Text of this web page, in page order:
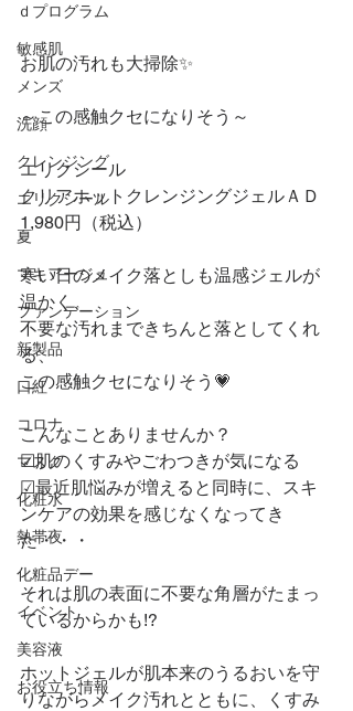
ｄプログラム
敏感肌
メンズ
洗顔
クレンジング
エリクシール
夏
マキアージュ
ファンデーション
新製品
口紅
コロナ
マスク
化粧水
熱帯夜
化粧品デー
イベント
美容液
お役立ち情報
お肌の汚れも大掃除✨
～この感触クセになりそう～
エリクシール
クリアホットクレンジングジェルＡＤ
1,980円（税込）
寒い日のメイク落としも温感ジェルが
温かく、
不要な汚れまできちんと落としてくれ
る、
この感触クセになりそう💗
こんなことありませんか？
☑肌のくすみやごわつきが気になる
☑最近肌悩みが増えると同時に、スキ
ンケアの効果を感じなくなってき
た・・・
それは肌の表面に不要な角層がたまっ
ているからかも!?
ホットジェルが肌本来のうるおいを守
りながらメイク汚れとともに、くすみ